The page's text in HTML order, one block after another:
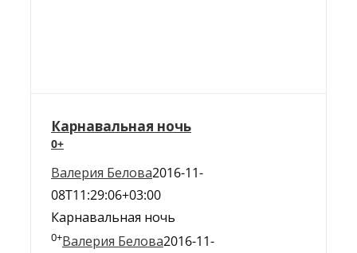
Карнавальная ночь
0+
Валерия Белова2016-11-
08T11:29:06+03:00
Карнавальная ночь
0+Валерия Белова2016-11-